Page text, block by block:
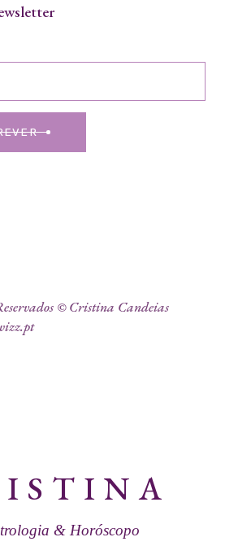
© Cristina Candeias
& Horóscopo